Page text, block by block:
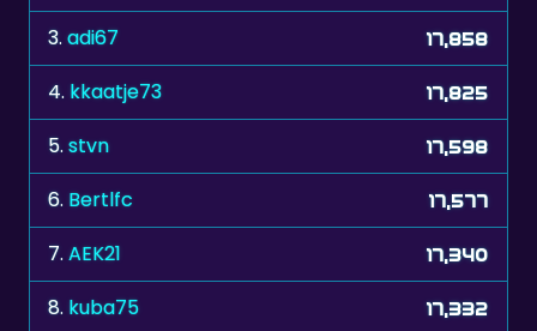
4.kkaatje73 17,825
5. stvn 17,598
6. Bertlfc 17,577
7. AEK21 17,340
8. kuba75 17,332
9. Mautzi 17,249